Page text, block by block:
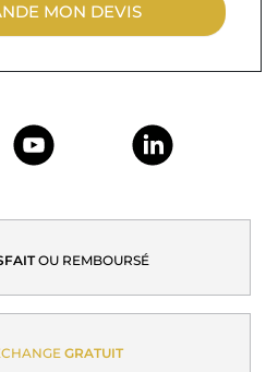
MON DEVIS
OU REMBOURSÉ
GRATUIT